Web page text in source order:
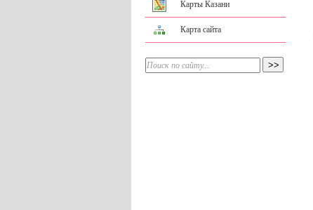
Карты Казани
Карта сайта